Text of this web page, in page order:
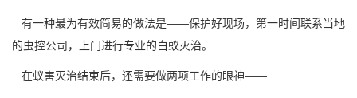
有一种最为有效简易的做法是——保护好现场，第一时间联系当地
的虫控公司，上门进行专业的白蚁灭治。
在蚁害灭治结束后，还需要做两项工作的眼神——